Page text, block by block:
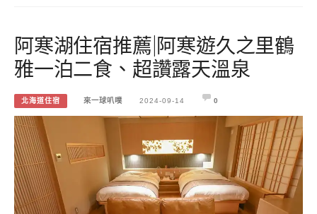
阿寒湖住宿推薦|阿寒遊久之里鶴
雅一泊二食、超讚露天溫泉
北海道住宿 來一球叭噗 2024-09-14 0